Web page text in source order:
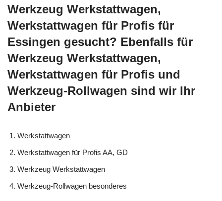
Werkzeug Werkstattwagen,
Werkstattwagen für Profis für
Essingen gesucht? Ebenfalls für
Werkzeug Werkstattwagen,
Werkstattwagen für Profis und
Werkzeug-Rollwagen sind wir Ihr
Anbieter
Werkstattwagen
Werkstattwagen für Profis AA, GD
Werkzeug Werkstattwagen
Werkzeug-Rollwagen besonderes